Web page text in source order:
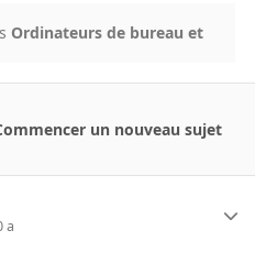
Ordinateurs de bureau et
un nouveau sujet
a